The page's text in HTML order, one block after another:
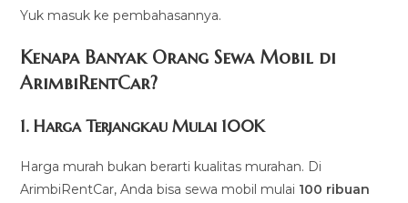
Yuk masuk ke pembahasannya.
Kenapa Banyak Orang Sewa Mobil di
ArimbiRentCar?
1. Harga Terjangkau Mulai 100K
Harga murah bukan berarti kualitas murahan. Di
ArimbiRentCar, Anda bisa sewa mobil mulai 100 ribuan